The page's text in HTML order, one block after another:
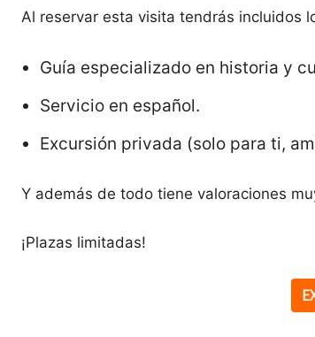
Al reservar esta visita tendrás incluidos
Guía especializado en historia y
Servicio en español.
Excursión privada (solo para ti,
Y además de todo tiene valoraciones
¡Plazas limitadas!